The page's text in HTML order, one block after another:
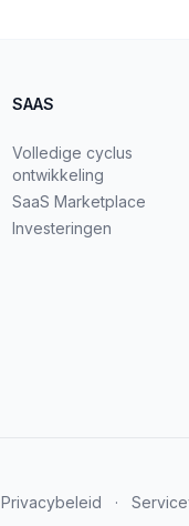
SAAS
Volledige cyclus
ontwikkeling
SaaS Marketplace
Investeringen
Privacybeleid ·